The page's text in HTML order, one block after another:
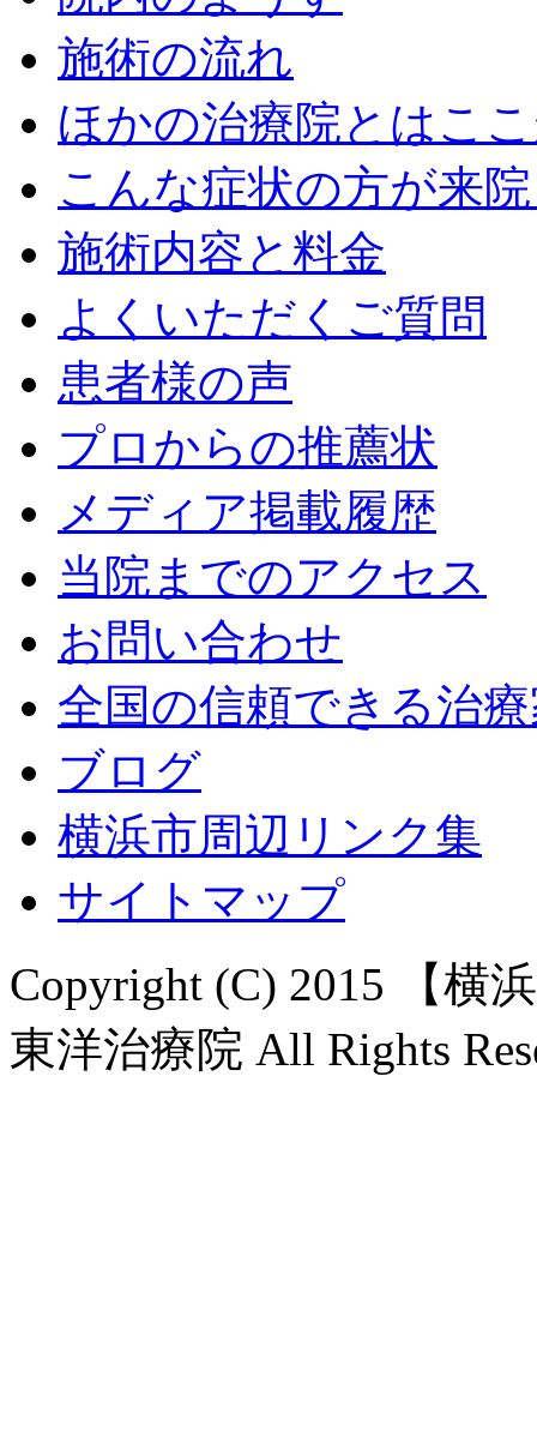
施術の流れ
ほかの治療院とはこ
こんな症状の方が来
施術内容と料金
よくいただくご質問
患者様の声
プロからの推薦状
メディア掲載履歴
当院までのアクセス
お問い合わせ
全国の信頼できる治
ブログ
横浜市周辺リンク集
サイトマップ
Copyright (C) 2015 【横
東洋治療院 All Rights